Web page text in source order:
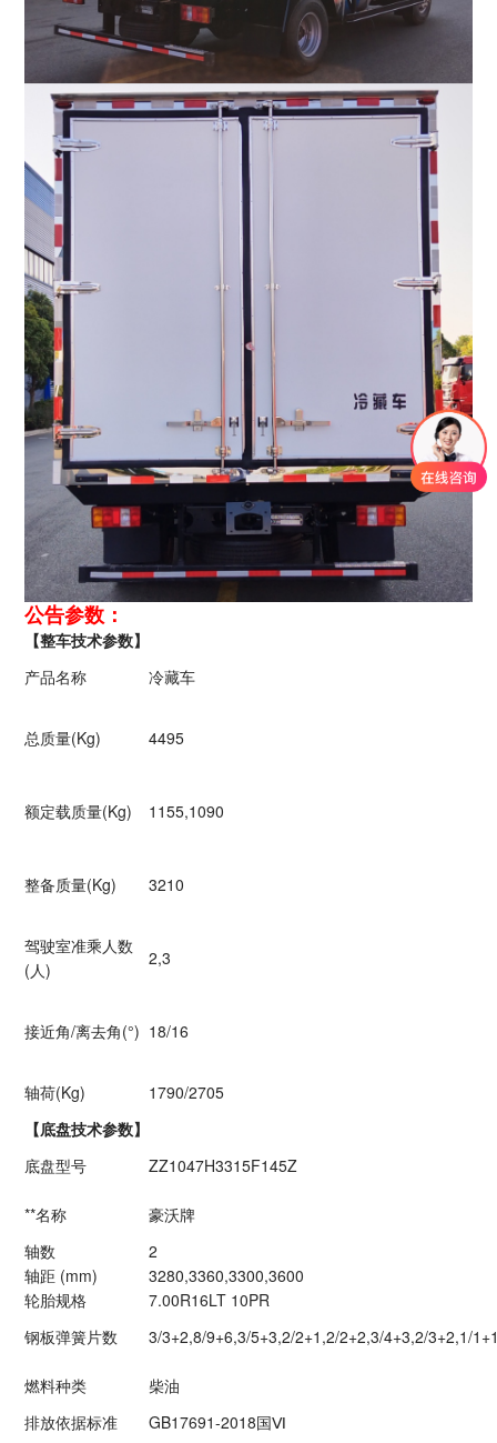
公告参数：
【整车技术参数】
产品名称
冷藏车
总质量(Kg) 4495
额定载质量(Kg) 1155,1090
整备质量(Kg) 3210
驾驶室准乘人数
(人)
2,3
接近角/离去角(°) 18/16
轴荷(Kg)
1790/2705
【底盘技术参数】
底盘型号
ZZ1047H3315F145Z
**名称
豪沃牌
轴数
2
轴距 (mm)
3280,3360,3300,3600
轮胎规格
7.00R16LT 10PR
钢板弹簧片数
3/3+2,8/9+6,3/5+3,2/2+1,2/2+2,3/4+3,2/3+2,1/
燃料种类
柴油
排放依据标准
GB17691-2018国Ⅵ